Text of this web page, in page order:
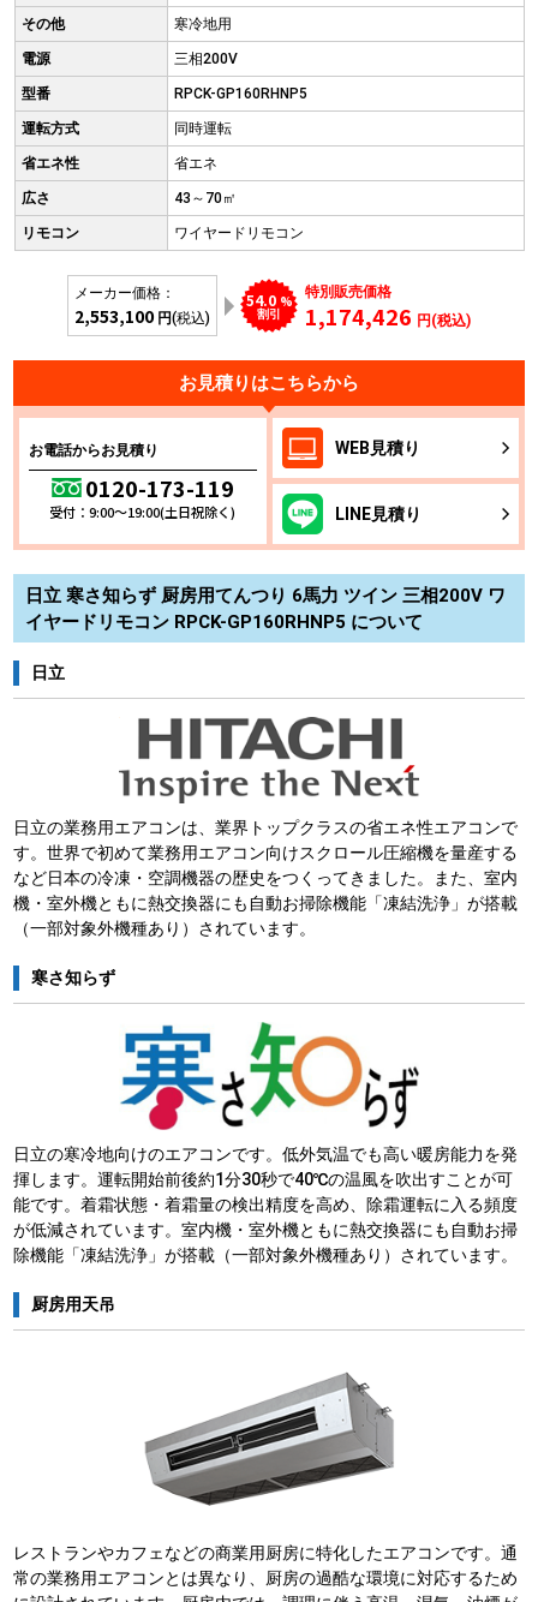
その他 寒冷地用
電源 三相200V
型番 RPCK-GP160RHNP5
運転方式 同時運転
省エネ性 省エネ
広さ 43～70㎡
リモコン ワイヤードリモコン
メーカー価格：
2,553,100 円(税込)
54.0 %
割引
特別販売価格
1,174,426 円(税込)
お見積りはこちらから
お電話からお見積り
0120-173-119
受付：9:00～19:00(土日祝除く)
WEB 見積り
LINE見積り
日立 寒さ知らず 厨房用てんつり 6馬力 ツイン 三相200V ワ
イヤードリモコン RPCK-GP160RHNP5 について
日立
日立の業務用エアコンは、業界トップクラスの省エネ性エアコンで
す。世界で初めて業務用エアコン向けスクロール圧縮機を量産する
など日本の冷凍・空調機器の歴史をつくってきました。また、室内
機・室外機ともに熱交換器にも自動お掃除機能「凍結洗浄」が搭載
（一部対象外機種あり）されています。
寒さ知らず
日立の寒冷地向けのエアコンです。低外気温でも高い暖房能力を発
揮します。運転開始前後約1分30秒で40℃の温風を吹出すことが可
能です。着霜状態・着霜量の検出精度を高め、除霜運転に入る頻度
が低減されています。室内機・室外機ともに熱交換器にも自動お掃
除機能「凍結洗浄」が搭載（一部対象外機種あり）されています。
厨房用天吊
レストランやカフェなどの商業用厨房に特化したエアコンです。通
常の業務用エアコンとは異なり、厨房の過酷な環境に対応するため